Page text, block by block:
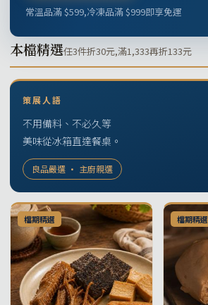
常溫品滿 $599,冷凍品滿 $999即享免運
本檔精選任3件折30元,滿1,333再折133元
策展人語
不用備料、不必久等
美味從冰箱直達餐桌。
良品嚴選 · 主廚親選
檔期精選 檔期精選